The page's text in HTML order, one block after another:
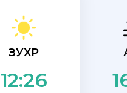
ЗУХР
12:26